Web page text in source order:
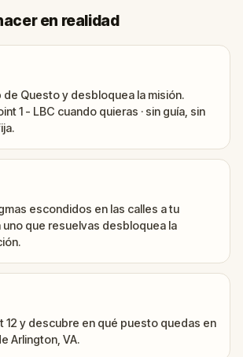
en realidad
de Questo y desbloquea la misión.
1 - LBC cuando quieras · sin guía, sin
escondidos en las calles a tu
uno que resuelvas desbloquea la
12 y descubre en qué puesto quedas en
Arlington, VA.